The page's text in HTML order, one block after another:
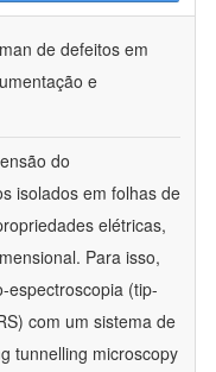
de defeitos em
e
do
isolados em folhas de
elétricas,
Para isso,
espectroscopia (tip-
com um sistema de
tunnelling microscopy